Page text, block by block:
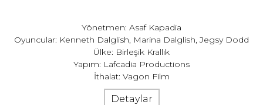
Yönetmen: Asaf Kapadia
Oyuncular: Kenneth Dalglish, Marina Dalglish, Jegsy Dodd
Ülke: Birleşik Krallık
Yapım: Lafcadia Productions
İthalat: Vagon Film
Detaylar